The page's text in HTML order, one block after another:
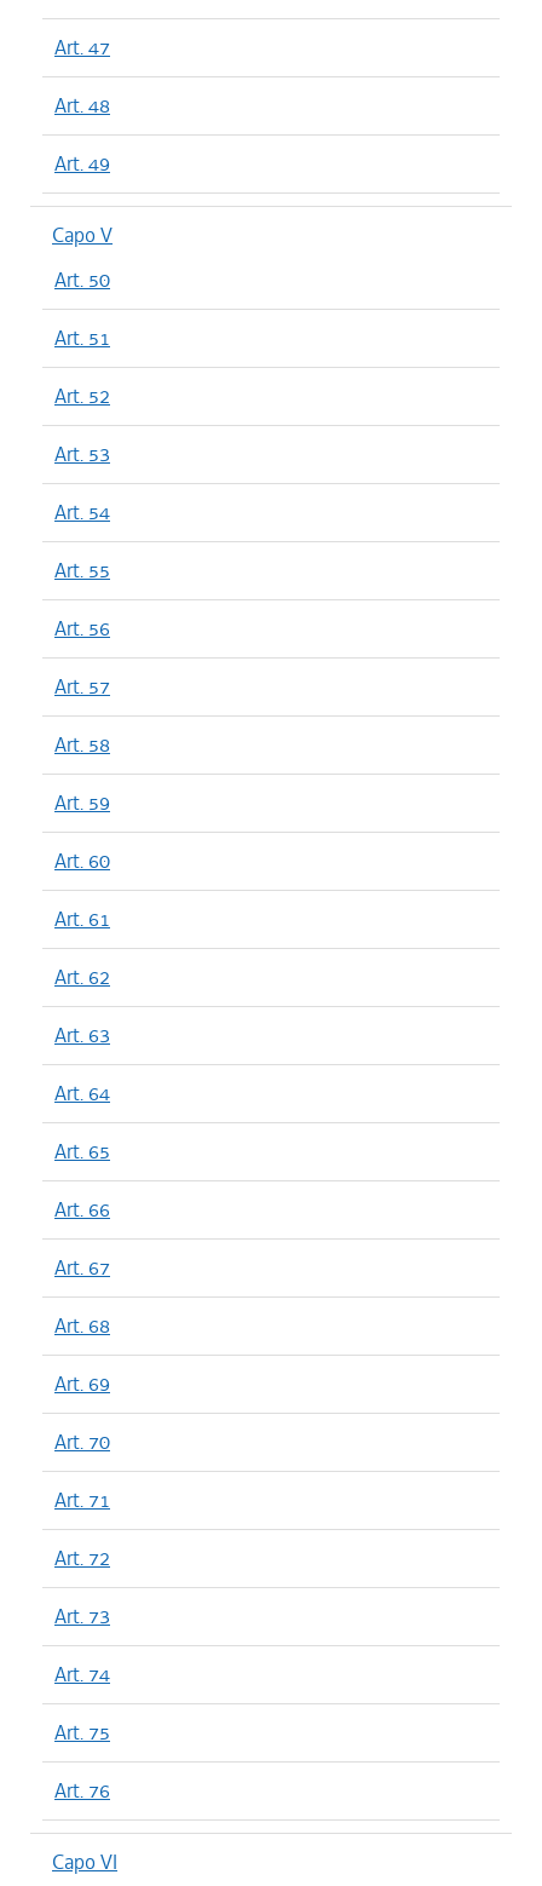
Art. 47
Art. 48
Art. 49
Capo V
Art. 50
Art. 51
Art. 52
Art. 53
Art. 54
Art. 55
Art. 56
Art. 57
Art. 58
Art. 59
Art. 60
Art. 61
Art. 62
Art. 63
Art. 64
Art. 65
Art. 66
Art. 67
Art. 68
Art. 69
Art. 70
Art. 71
Art. 72
Art. 73
Art. 74
Art. 75
Art. 76
Capo VI